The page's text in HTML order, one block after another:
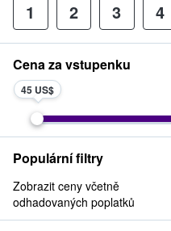
1 2 3 4
Cena za vstupenku
45 US$
Populární filtry
Zobrazit ceny včetně
odhadovaných poplatků